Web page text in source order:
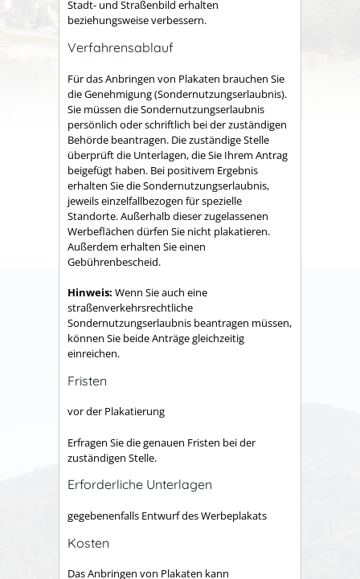
Stadt- und Straßenbild erhalten
beziehungsweise verbessern.
Verfahrensablauf
Für das Anbringen von Plakaten brauchen Sie
die Genehmigung (Sondernutzungserlaubnis).
Sie müssen die Sondernutzungserlaubnis
persönlich oder schriftlich bei der zuständigen
Behörde beantragen. Die zuständige Stelle
überprüft die Unterlagen, die Sie Ihrem Antrag
beigefügt haben. Bei positivem Ergebnis
erhalten Sie die Sondernutzungserlaubnis,
jeweils einzelfallbezogen für spezielle
Standorte. Außerhalb dieser zugelassenen
Werbeflächen dürfen Sie nicht plakatieren.
Außerdem erhalten Sie einen
Gebührenbescheid.
Hinweis: Wenn Sie auch eine
straßenverkehrsrechtliche
Sondernutzungserlaubnis beantragen müssen,
können Sie beide Anträge gleichzeitig
einreichen.
Fristen
vor der Plakatierung
Erfragen Sie die genauen Fristen bei der
zuständigen Stelle.
Erforderliche Unterlagen
gegebenenfalls Entwurf des Werbeplakats
Kosten
Das Anbringen von Plakaten kann